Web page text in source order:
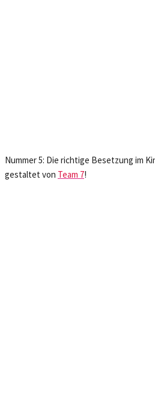
Nummer 5: Die richtige Besetzung im
gestaltet von Team 7!